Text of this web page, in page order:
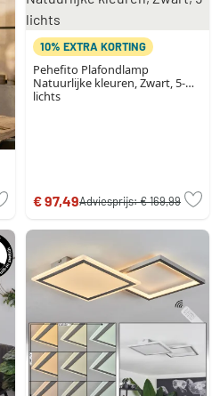
10% EXTRA KORTING
Pehefito Plafondlamp
Natuurlijke kleuren, Zwart, 5-
lichts
€ 97,49Adviesprijs:€ 169,99